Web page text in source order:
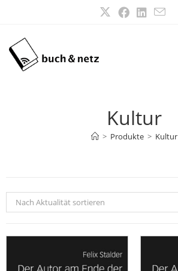
Kultur
> Produkte > Kultur
Nach Aktualität sortieren